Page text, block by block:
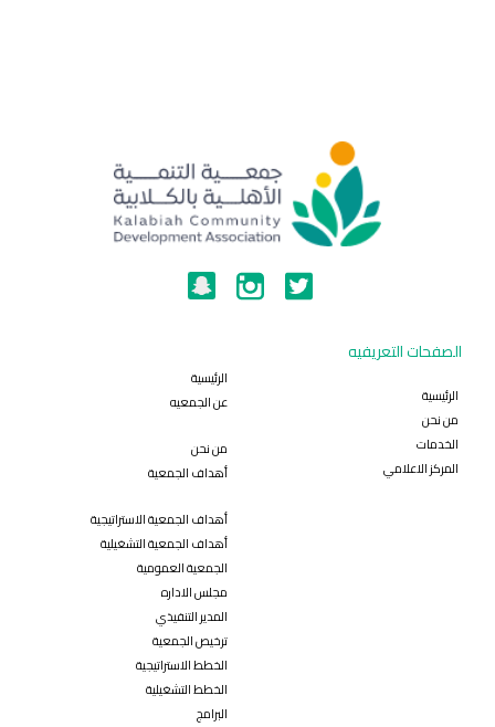
الصفحات التعريفيه
الرئيسية
من نحن
الخدمات
المركز الاعلامي
الرئيسية
عن الجمعيه
من نحن
أهداف الجمعية
أهداف الجمعية الاستراتيجية
أهداف الجمعية التشغيلية
الجمعية العمومية
مجلس الاداره
المدير التنفيذي
ترخيص الجمعية
الخطط الاستراتيجية
الخطط التشغيلية
البرامج